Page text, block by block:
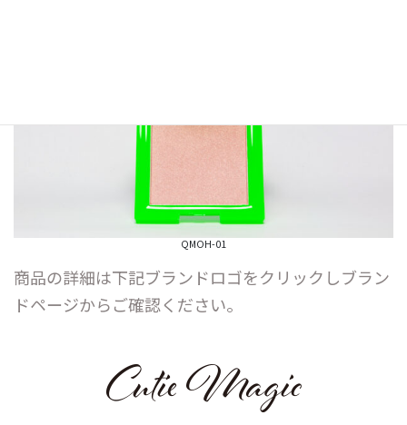
QMOH-01
商品の詳細は下記ブランドロゴをクリックしブラン
ドページからご確認ください。